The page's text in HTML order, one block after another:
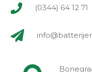
(0344) 64 12 71